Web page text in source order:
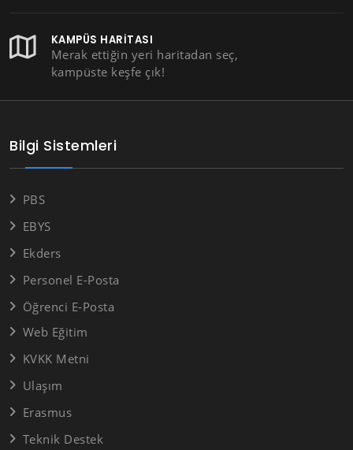
KAMPÜS HARITASI
Merak ettiğin yeri haritadan seç,
kampüste keşfe çık!
Bilgi Sistemleri
PBS
EBYS
Ekders
Personel E-Posta
Öğrenci E-Posta
Web Eğitim
KVKK Metni
Ulaşım
Erasmus
Teknik Destek